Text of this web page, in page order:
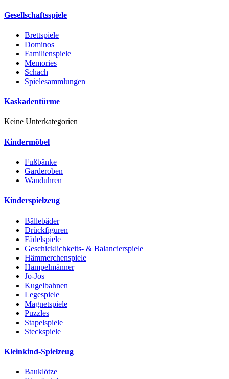
Gesellschaftsspiele
Brettspiele
Dominos
Familienspiele
Memories
Schach
Spielesammlungen
Kaskadentürme
Keine Unterkategorien
Kindermöbel
Fußbänke
Garderoben
Wanduhren
Kinderspielzeug
Bällebäder
Drückfiguren
Fädelspiele
Geschicklichkeits- & Balancierspiele
Hämmerchenspiele
Hampelmänner
Jo-Jos
Kugelbahnen
Legespiele
Magnetspiele
Puzzles
Stapelspiele
Steckspiele
Kleinkind-Spielzeug
Bauklötze